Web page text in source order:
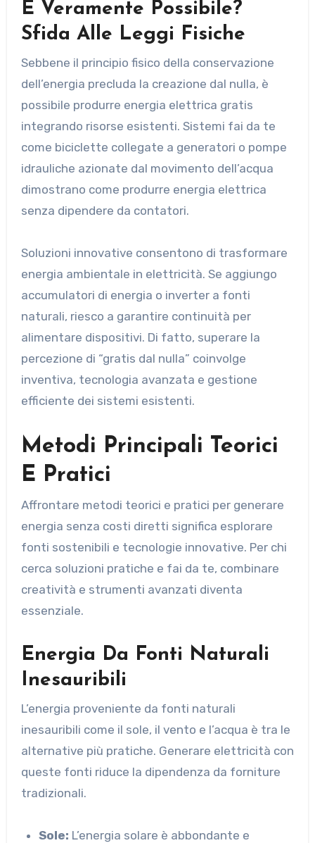
È Veramente Possibile?
Sfida Alle Leggi Fisiche
Sebbene il principio fisico della conservazione
dell’energia precluda la creazione dal nulla, è
possibile produrre energia elettrica gratis
integrando risorse esistenti. Sistemi fai da te
come biciclette collegate a generatori o pompe
idrauliche azionate dal movimento dell’acqua
dimostrano come produrre energia elettrica
senza dipendere da contatori.
Soluzioni innovative consentono di trasformare
energia ambientale in elettricità. Se aggiungo
accumulatori di energia o inverter a fonti
naturali, riesco a garantire continuità per
alimentare dispositivi. Di fatto, superare la
percezione di “gratis dal nulla” coinvolge
inventiva, tecnologia avanzata e gestione
efficiente dei sistemi esistenti.
Metodi Principali Teorici
E Pratici
Affrontare metodi teorici e pratici per generare
energia senza costi diretti significa esplorare
fonti sostenibili e tecnologie innovative. Per chi
cerca soluzioni pratiche e fai da te, combinare
creatività e strumenti avanzati diventa
essenziale.
Energia Da Fonti Naturali
Inesauribili
L’energia proveniente da fonti naturali
inesauribili come il sole, il vento e l’acqua è tra le
alternative più pratiche. Generare elettricità con
queste fonti riduce la dipendenza da forniture
tradizionali.
Sole: L’energia solare è abbondante e